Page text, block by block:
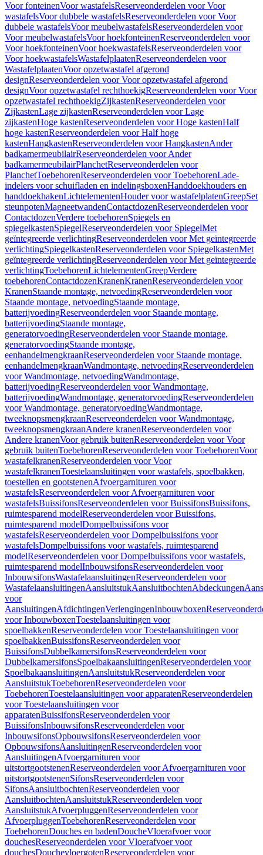
Voor fonteinenVoor wastafelsReserveonderdelen voor Voor
wastafelsVoor dubbele wastafelsReserveonderdelen voor Voor
dubbele wastafelsVoor meubelwastafelsReserveonderdelen voor
Voor meubelwastafelsVoor hoekfonteinenReserveonderdelen voor
Voor hoekfonteinenVoor hoekwastafelsReserveonderdelen voor
Voor hoekwastafelsWastafelplaatenReserveonderdelen voor
WastafelplaatenVoor opzetwastafel afgerond
designReserveonderdelen voor Voor opzetwastafel afgerond
designVoor opzetwastafel rechthoekigReserveonderdelen voor Voor
opzetwastafel rechthoekigZijkastenReserveonderdelen voor
ZijkastenLage zijkastenReserveonderdelen voor Lage
zijkastenHoge kastenReserveonderdelen voor Hoge kastenHalf
hoge kastenReserveonderdelen voor Half hoge
kastenHangkastenReserveonderdelen voor HangkastenAnder
badkamermeubilairReserveonderdelen voor Ander
badkamermeubilairPlanchetReserveonderdelen voor
PlanchetToebehorenReserveonderdelen voor ToebehorenLade-
indelers voor schuifladen en indelingsboxenHanddoekhouders en
handdoekhakenLichtelementenHouder voor wastafelplatenGreepSet
steunpotenMagneetwandenContactdozenReserveonderdelen voor
ContactdozenVerdere toebehorenSpiegels en
spiegelkastenSpiegelReserveonderdelen voor SpiegelMet
geïntegreerde verlichtingReserveonderdelen voor Met geïntegreerde
verlichtingSpiegelkastenReserveonderdelen voor SpiegelkastenMet
geïntegreerde verlichtingReserveonderdelen voor Met geïntegreerde
verlichtingToebehorenLichtelementenGreepVerdere
toebehorenContactdozenKranenKranenReserveonderdelen voor
KranenStaande montage, netvoedingReserveonderdelen voor
Staande montage, netvoedingStaande montage,
batterijvoedingReserveonderdelen voor Staande montage,
batterijvoedingStaande montage,
generatorvoedingReserveonderdelen voor Staande montage,
generatorvoedingStaande montage,
eenhandelmengkraanReserveonderdelen voor Staande montage,
eenhandelmengkraanWandmontage, netvoedingReserveonderdelen
voor Wandmontage, netvoedingWandmontage,
batterijvoedingReserveonderdelen voor Wandmontage,
batterijvoedingWandmontage, generatorvoedingReserveonderdelen
voor Wandmontage, generatorvoedingWandmontage,
tweeknopsmengkraanReserveonderdelen voor Wandmontage,
tweeknopsmengkraanAndere kranenReserveonderdelen voor
Andere kranenVoor gebruik buitenReserveonderdelen voor Voor
gebruik buitenToebehorenReserveonderdelen voor ToebehorenVoor
wastafelkranenReserveonderdelen voor Voor
wastafelkranenToestelaansluitingen voor wastafels, spoelbakken,
toestellen en gootstenenAfvoergarnituren voor
wastafelsReserveonderdelen voor Afvoergarnituren voor
wastafelsBuissifonsReserveonderdelen voor BuissifonsBuissifons,
ruimtesparend modelReserveonderdelen voor Buissifons,
ruimtesparend modelDompelbuissifons voor
wastafelsReserveonderdelen voor Dompelbuissifons voor
wastafelsDompelbuissifons voor wastafels, ruimtesparend
modelReserveonderdelen voor Dompelbuissifons voor wastafels,
ruimtesparend modelInbouwsifonsReserveonderdelen voor
InbouwsifonsWastafelaansluitingenReserveonderdelen voor
WastafelaansluitingenAansluitstukAansluitbochtenAbdeckungen
voor
AansluitingenAfdichtingenVerlengingenInbouwboxen
voor InbouwboxenToestelaansluitingen voor
spoelbakkenReserveonderdelen voor Toestelaansluitingen voor
spoelbakkenBuissifonsReserveonderdelen voor
BuissifonsDubbelkamersifonsReserveonderdelen voor
DubbelkamersifonsSpoelbakaansluitingenReserveonderdelen voor
SpoelbakaansluitingenAansluitstukReserveonderdelen voor
AansluitstukToebehorenReserveonderdelen voor
ToebehorenToestelaansluitingen voor apparatenReserveonderdelen
voor Toestelaansluitingen voor
apparatenBuissifonsReserveonderdelen voor
BuissifonsInbouwsifonsReserveonderdelen voor
InbouwsifonsOpbouwsifonsReserveonderdelen voor
OpbouwsifonsAansluitingenReserveonderdelen voor
AansluitingenAfvoergarnituren voor
uitstortgootstenenReserveonderdelen voor Afvoergarnituren voor
uitstortgootstenenSifonsReserveonderdelen voor
SifonsAansluitbochtenReserveonderdelen voor
AansluitbochtenAansluitstukReserveonderdelen voor
AansluitstukAfvoerpluggenReserveonderdelen voor
AfvoerpluggenToebehorenReserveonderdelen voor
ToebehorenDouches en badenDoucheVloerafvoer voor
douchesReserveonderdelen voor Vloerafvoer voor
douchesDouchevloergotenReserveonderdelen voor